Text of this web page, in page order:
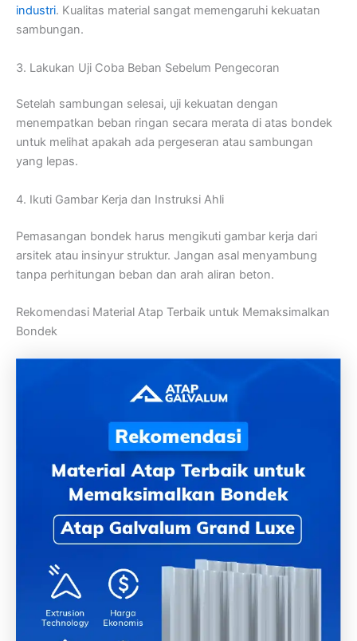
industri. Kualitas material sangat memengaruhi kekuatan
sambungan.
3. Lakukan Uji Coba Beban Sebelum Pengecoran
Setelah sambungan selesai, uji kekuatan dengan
menempatkan beban ringan secara merata di atas bondek
untuk melihat apakah ada pergeseran atau sambungan
yang lepas.
4. Ikuti Gambar Kerja dan Instruksi Ahli
Pemasangan bondek harus mengikuti gambar kerja dari
arsitek atau insinyur struktur. Jangan asal menyambung
tanpa perhitungan beban dan arah aliran beton.
Rekomendasi Material Atap Terbaik untuk Memaksimalkan
Bondek